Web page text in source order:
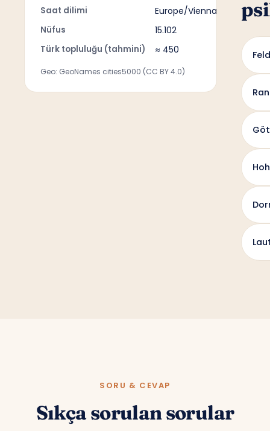
Saat dilimi Europe/Vienna
Nüfus 15.102
Türk topluluğu (tahmini) ≈ 450
Geo: GeoNames cities5000 (CC BY 4.0)
SORU & CEVAP
Sıkça sorulan sorular